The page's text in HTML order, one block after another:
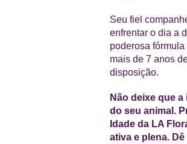
Seu fiel
enfrentar o dia a
poderosa
mais de 7 anos
disposição.
Não deixe que
do seu animal.
Idade da LA
ativa e plena.